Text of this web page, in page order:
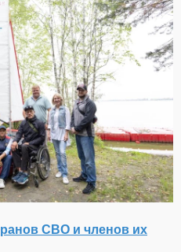
СВО и членов их